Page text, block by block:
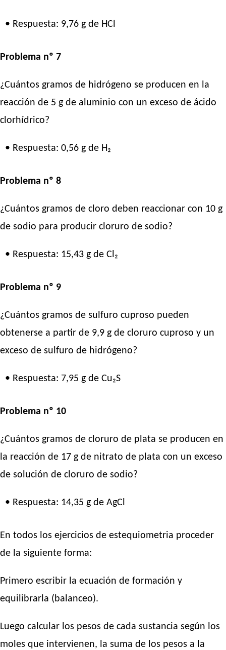
• Respuesta: 9,76 g de HCl
Problema nº 7
¿Cuántos gramos de hidrógeno se producen en la
reacción de 5 g de aluminio con un exceso de ácido
clorhídrico?
• Respuesta: 0,56 g de H₂
Problema nº 8
¿Cuántos gramos de cloro deben reaccionar con 10 g
de sodio para producir cloruro de sodio?
• Respuesta: 15,43 g de Cl₂
Problema nº 9
¿Cuántos gramos de sulfuro cuproso pueden
obtenerse a partir de 9,9 g de cloruro cuproso y un
exceso de sulfuro de hidrógeno?
• Respuesta: 7,95 g de Cu₂S
Problema nº 10
¿Cuántos gramos de cloruro de plata se producen en
la reacción de 17 g de nitrato de plata con un exceso
de solución de cloruro de sodio?
• Respuesta: 14,35 g de AgCl
En todos los ejercicios de estequiometria proceder
de la siguiente forma:
Primero escribir la ecuación de formación y
equilibrarla (balanceo).
Luego calcular los pesos de cada sustancia según los
moles que intervienen, la suma de los pesos a la